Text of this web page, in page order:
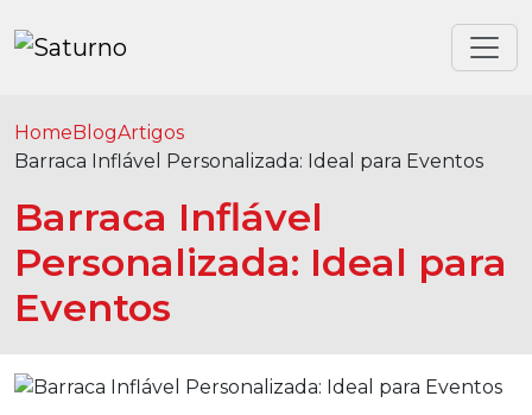
HomeBlogArtigos
Barraca Inflável Personalizada: Ideal para Eventos
Barraca Inflável
Personalizada: Ideal para
Eventos